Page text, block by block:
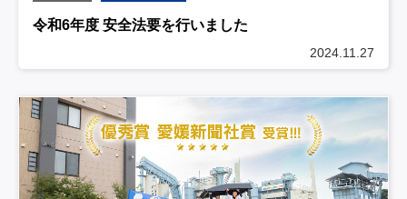
令和6年度 安全法要を行いました
2024.11.27